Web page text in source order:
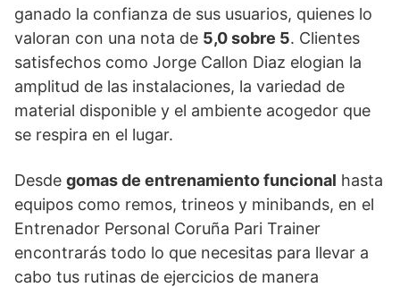
ganado la confianza de sus usuarios, quienes lo
valoran con una nota de 5,0 sobre 5. Clientes
satisfechos como Jorge Callon Diaz elogian la
amplitud de las instalaciones, la variedad de
material disponible y el ambiente acogedor que
se respira en el lugar.
Desde gomas de entrenamiento funcional hasta
equipos como remos, trineos y minibands, en el
Entrenador Personal Coruña Pari Trainer
encontrarás todo lo que necesitas para llevar a
cabo tus rutinas de ejercicios de manera